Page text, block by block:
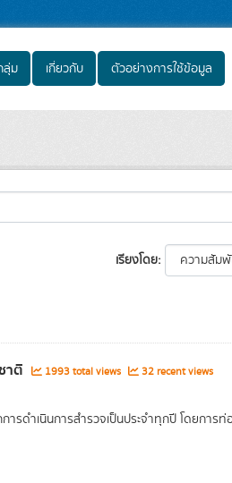
ลุ่ม เกี่ยวกับ ตัวอย่างการใช้ข้อมูล
เรียงโดย
าติ 1993 total views 32 recent views
ดำเนินการสำรวจเป็นประจำทุกปี โดยการท่